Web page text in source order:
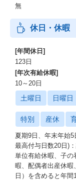
無
休日・休暇
[年間休日]
123日
[年次有給休暇]
10～20日
土曜日 日曜日
特別 産休
夏期9日、年末年始
最高付与日数20日)
単位有給休暇、子の
暇、配偶者出産休暇
日）を含めると年間